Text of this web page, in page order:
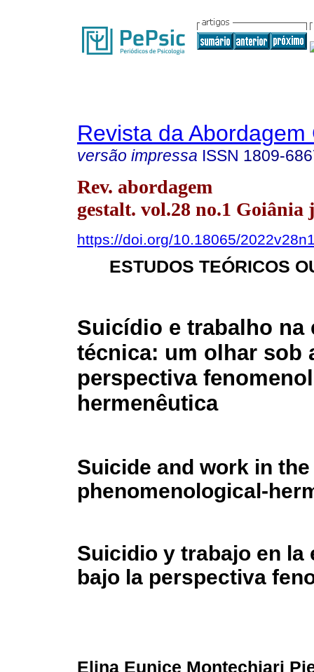
Revista da Abordagem
versão impressa ISSN 1809-
Rev. abordagem
gestalt. vol.28 no.1 Goiânia
https://doi.org/10.18065/
ESTUDOS TEÓRICOS
Suicídio e trabalho na
técnica: um olhar sob
perspectiva
hermenêutica
Suicide and work in
phenomenological-
Suicidio y trabajo en la
bajo la perspectiva
Elina Eunice Montechiari